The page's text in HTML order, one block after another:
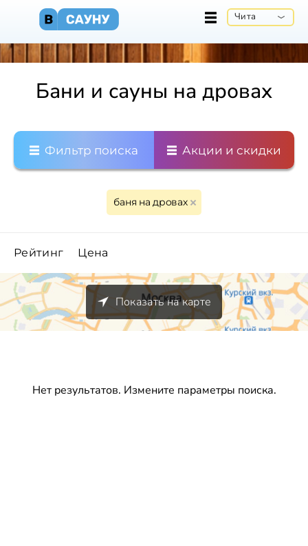
Чита
Бани и сауны на дровах
Фильтр поиска Акции и скидки
баня на дровах
Рейтинг Цена
Показать на карте
Нет результатов. Измените параметры поиска.